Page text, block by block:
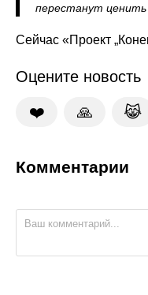
перестанут
Сейчас «Проект
Оцените новость
❤️ 🙏 😹
Комментарии